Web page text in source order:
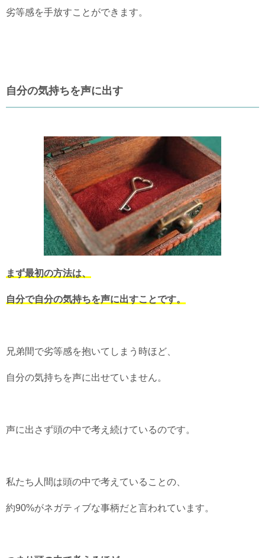
劣等感を手放すことができます。
自分の気持ちを声に出す
まず最初の方法は、
自分で自分の気持ちを声に出すことです。
兄弟間で劣等感を抱いてしまう時ほど、
自分の気持ちを声に出せていません。
声に出さず頭の中で考え続けているのです。
私たち人間は頭の中で考えていることの、
約90%がネガティブな事柄だと言われています。